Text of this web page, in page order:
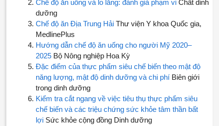
Chế độ ăn uống và lo lắng: đánh giá phạm vi Chất dinh
dưỡng
Chế độ ăn Địa Trung Hải Thư viện Y khoa Quốc gia,
MedlinePlus
Hướng dẫn chế độ ăn uống cho người Mỹ 2020–
2025 Bộ Nông nghiệp Hoa Kỳ
Đặc điểm của thực phẩm siêu chế biến theo mật độ
năng lượng, mật độ dinh dưỡng và chi phí Biên giới
trong dinh dưỡng
Kiểm tra cắt ngang về việc tiêu thụ thực phẩm siêu
chế biến và các triệu chứng sức khỏe tâm thần bất
lợi Sức khỏe cộng đồng Dinh dưỡng